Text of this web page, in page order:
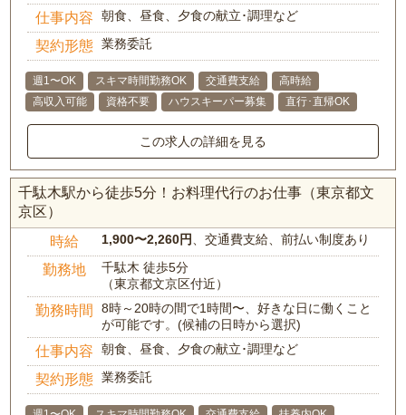
仕事内容 朝食、昼食、夕食の献立･調理など
契約形態 業務委託
週1〜OK スキマ時間勤務OK 交通費支給
高時給
高収入可能
資格不要 ハウスキーパー募集 直行･直帰OK
この求人の詳細を見る
千駄木駅から徒歩5分！お料理代行のお仕事（東京都文
京区）
時給 1,900〜2,260円、交通費支給、前払い制度あり
勤務地
千駄木 徒歩5分
（東京都文京区付近）
勤務時間
8時～20時の間で1時間〜、好きな日に働くこと
が可能です。(候補の日時から選択)
仕事内容 朝食、昼食、夕食の献立･調理など
契約形態 業務委託